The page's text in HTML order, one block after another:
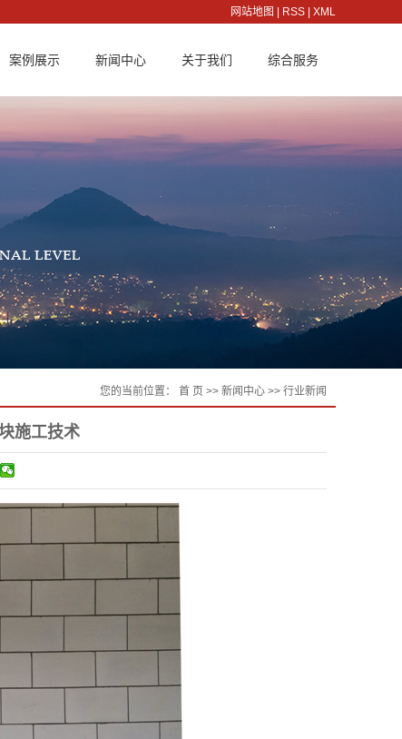
网站地图 RSS XML
案例展示 新闻中心 关于我们
企业文化
董事长致辞
综合服务
服务承诺
您的当前位置： 首 页 >> 新闻中心 >> 行业新闻
施工技术